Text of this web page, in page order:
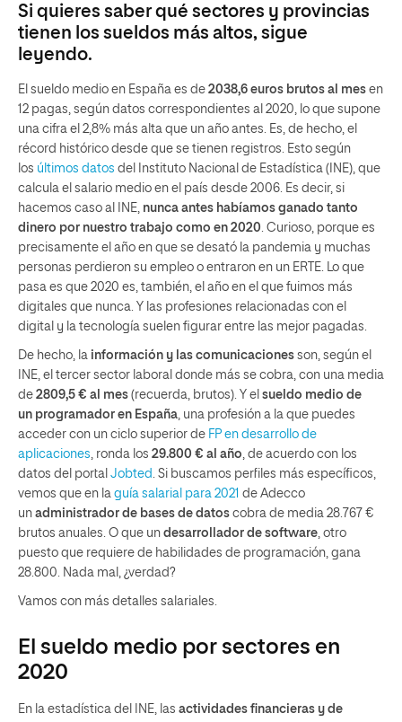
Si quieres saber qué sectores y provincias
tienen los sueldos más altos, sigue
leyendo.
El sueldo medio en España es de 2038,6 euros brutos al mes en
12 pagas, según datos correspondientes al 2020, lo que supone
una cifra el 2,8% más alta que un año antes. Es, de hecho, el
récord histórico desde que se tienen registros. Esto según
los últimos datos del Instituto Nacional de Estadística (INE), que
calcula el salario medio en el país desde 2006. Es decir, si
hacemos caso al INE, nunca antes habíamos ganado tanto
dinero por nuestro trabajo como en 2020. Curioso, porque es
precisamente el año en que se desató la pandemia y muchas
personas perdieron su empleo o entraron en un ERTE. Lo que
pasa es que 2020 es, también, el año en el que fuimos más
digitales que nunca. Y las profesiones relacionadas con el
digital y la tecnología suelen figurar entre las mejor pagadas.
De hecho, la información y las comunicaciones son, según el
INE, el tercer sector laboral donde más se cobra, con una media
de 2809,5 € al mes (recuerda, brutos). Y el sueldo medio de
un programador en España, una profesión a la que puedes
acceder con un ciclo superior de FP en desarrollo de
aplicaciones, ronda los 29.800 € al año, de acuerdo con los
datos del portal Jobted . Si buscamos perfiles más específicos,
vemos que en la guía salarial para 2021 de Adecco
un administrador de bases de datos cobra de media 28.767 €
brutos anuales. O que un desarrollador de software, otro
puesto que requiere de habilidades de programación, gana
28.800. Nada mal, ¿verdad?
Vamos con más detalles salariales.
El sueldo medio por sectores en
2020
En la estadística del INE, las actividades financieras y de